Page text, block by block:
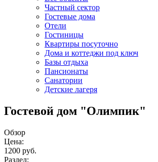
Частный сектор
Гостевые дома
Отели
Гостиницы
Квартиры посуточно
Дома и коттеджи под ключ
Базы отдыха
Пансионаты
Санатории
Детские лагеря
Гостевой дом "Олимпик"
Обзор
Цена:
1200 руб.
Раздел: